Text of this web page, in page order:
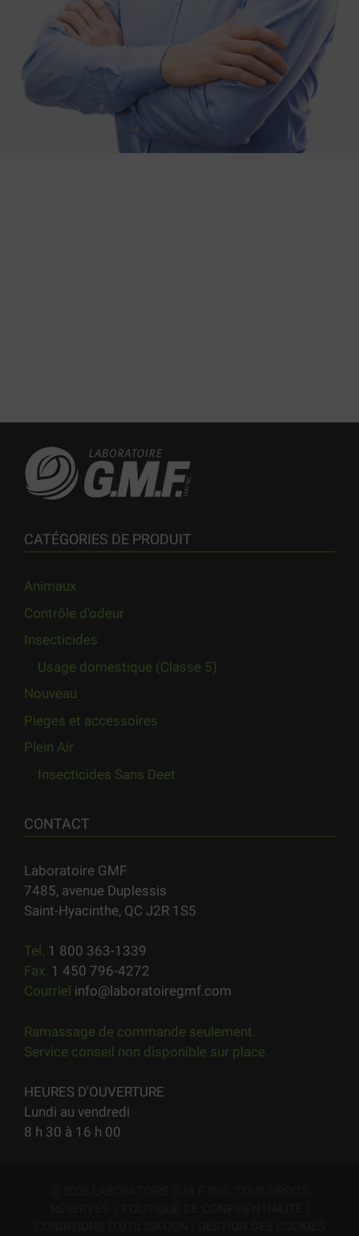
CATÉGORIES DE PRODUIT
Animaux
Contrôle d'odeur
Insecticides
Usage domestique (Classe 5)
Nouveau
Pieges et accessoires
Plein Air
Insecticides Sans Deet
CONTACT
Laboratoire GMF
7485, avenue Duplessis
Saint-Hyacinthe, QC J2R 1S5
Tel. 1 800 363-1339
Fax. 1 450 796-4272
Courriel info@laboratoiregmf.com
Ramassage de commande seulement.
Service conseil non disponible sur place.
HEURES D'OUVERTURE
Lundi au vendredi
8 h 30 à 16 h 00